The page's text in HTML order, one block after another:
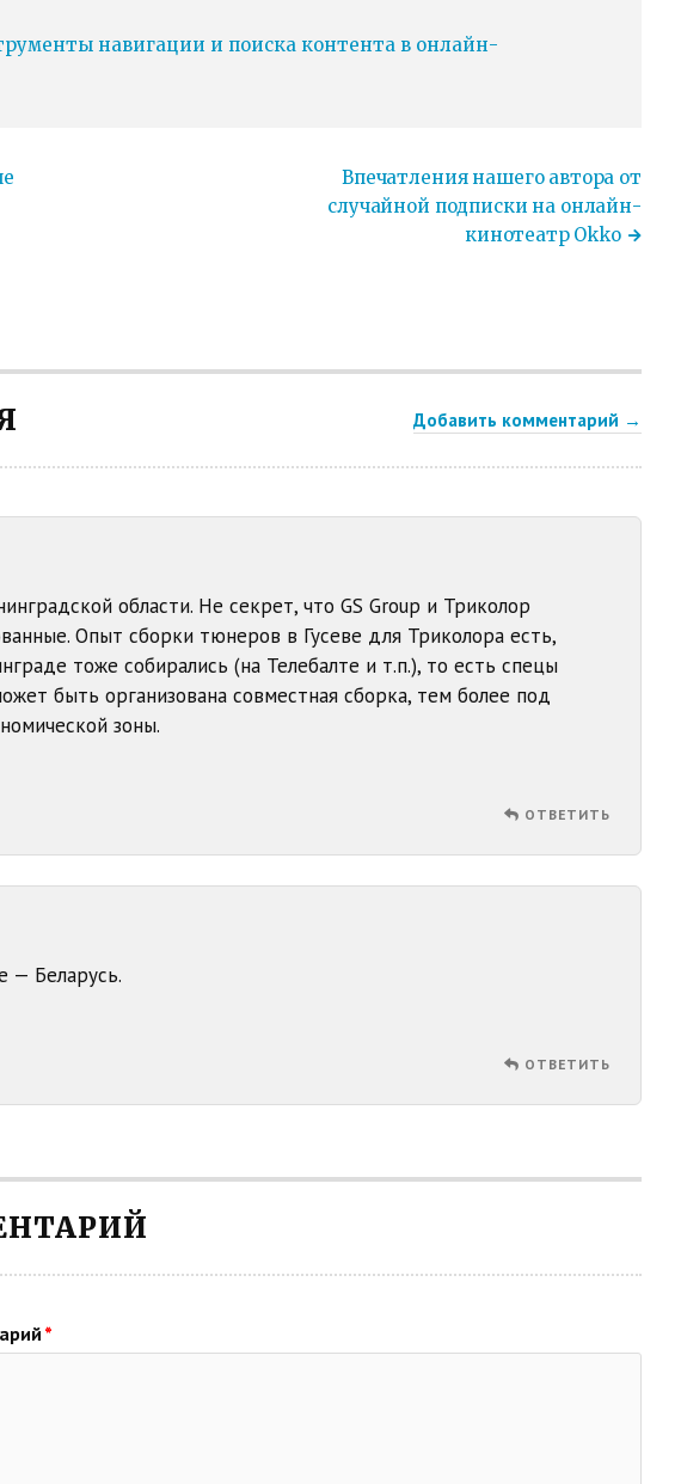
навигации и поиска контента в онлайн-
Впечатления нашего автора от
случайной подписки на онлайн-
кинотеатр Okko
Добавить комментарий →
области. Не секрет, что GS Group и Триколор
Опыт сборки тюнеров в Гусеве для Триколора есть,
тоже собирались (на Телебалте и т.п.), то есть спецы
быть организована совместная сборка, тем более под
зоны.
ОТВЕТИТЬ
— Беларусь.
ОТВЕТИТЬ
*